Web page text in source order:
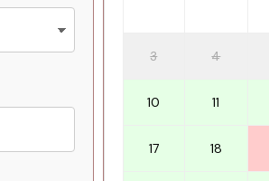
3 4
10 11
17 18